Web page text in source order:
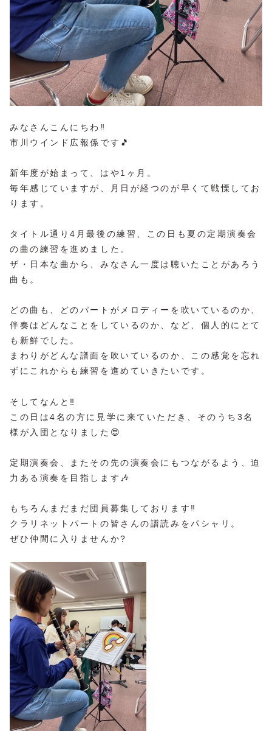
みなさんこんにちわ‼︎
市川ウインド広報係です🎵
新年度が始まって、はや1ヶ月。
毎年感じていますが、月日が経つのが早くて戦慄してお
ります。
タイトル通り4月最後の練習、この日も夏の定期演奏会
の曲の練習を進めました。
ザ・日本な曲から、みなさん一度は聴いたことがあろう
曲も。
どの曲も、どのパートがメロディーを吹いているのか、
伴奏はどんなことをしているのか、など、個人的にとて
も新鮮でした。
まわりがどんな譜面を吹いているのか、この感覚を忘れ
ずにこれからも練習を進めていきたいです。
そしてなんと‼︎
この日は4名の方に見学に来ていただき、そのうち3名
様が入団となりました😍
定期演奏会、またその先の演奏会にもつながるよう、迫
力ある演奏を目指します🎶
もちろんまだまだ団員募集しております‼︎
クラリネットパートの皆さんの譜読みをパシャリ。
ぜひ仲間に入りませんか?